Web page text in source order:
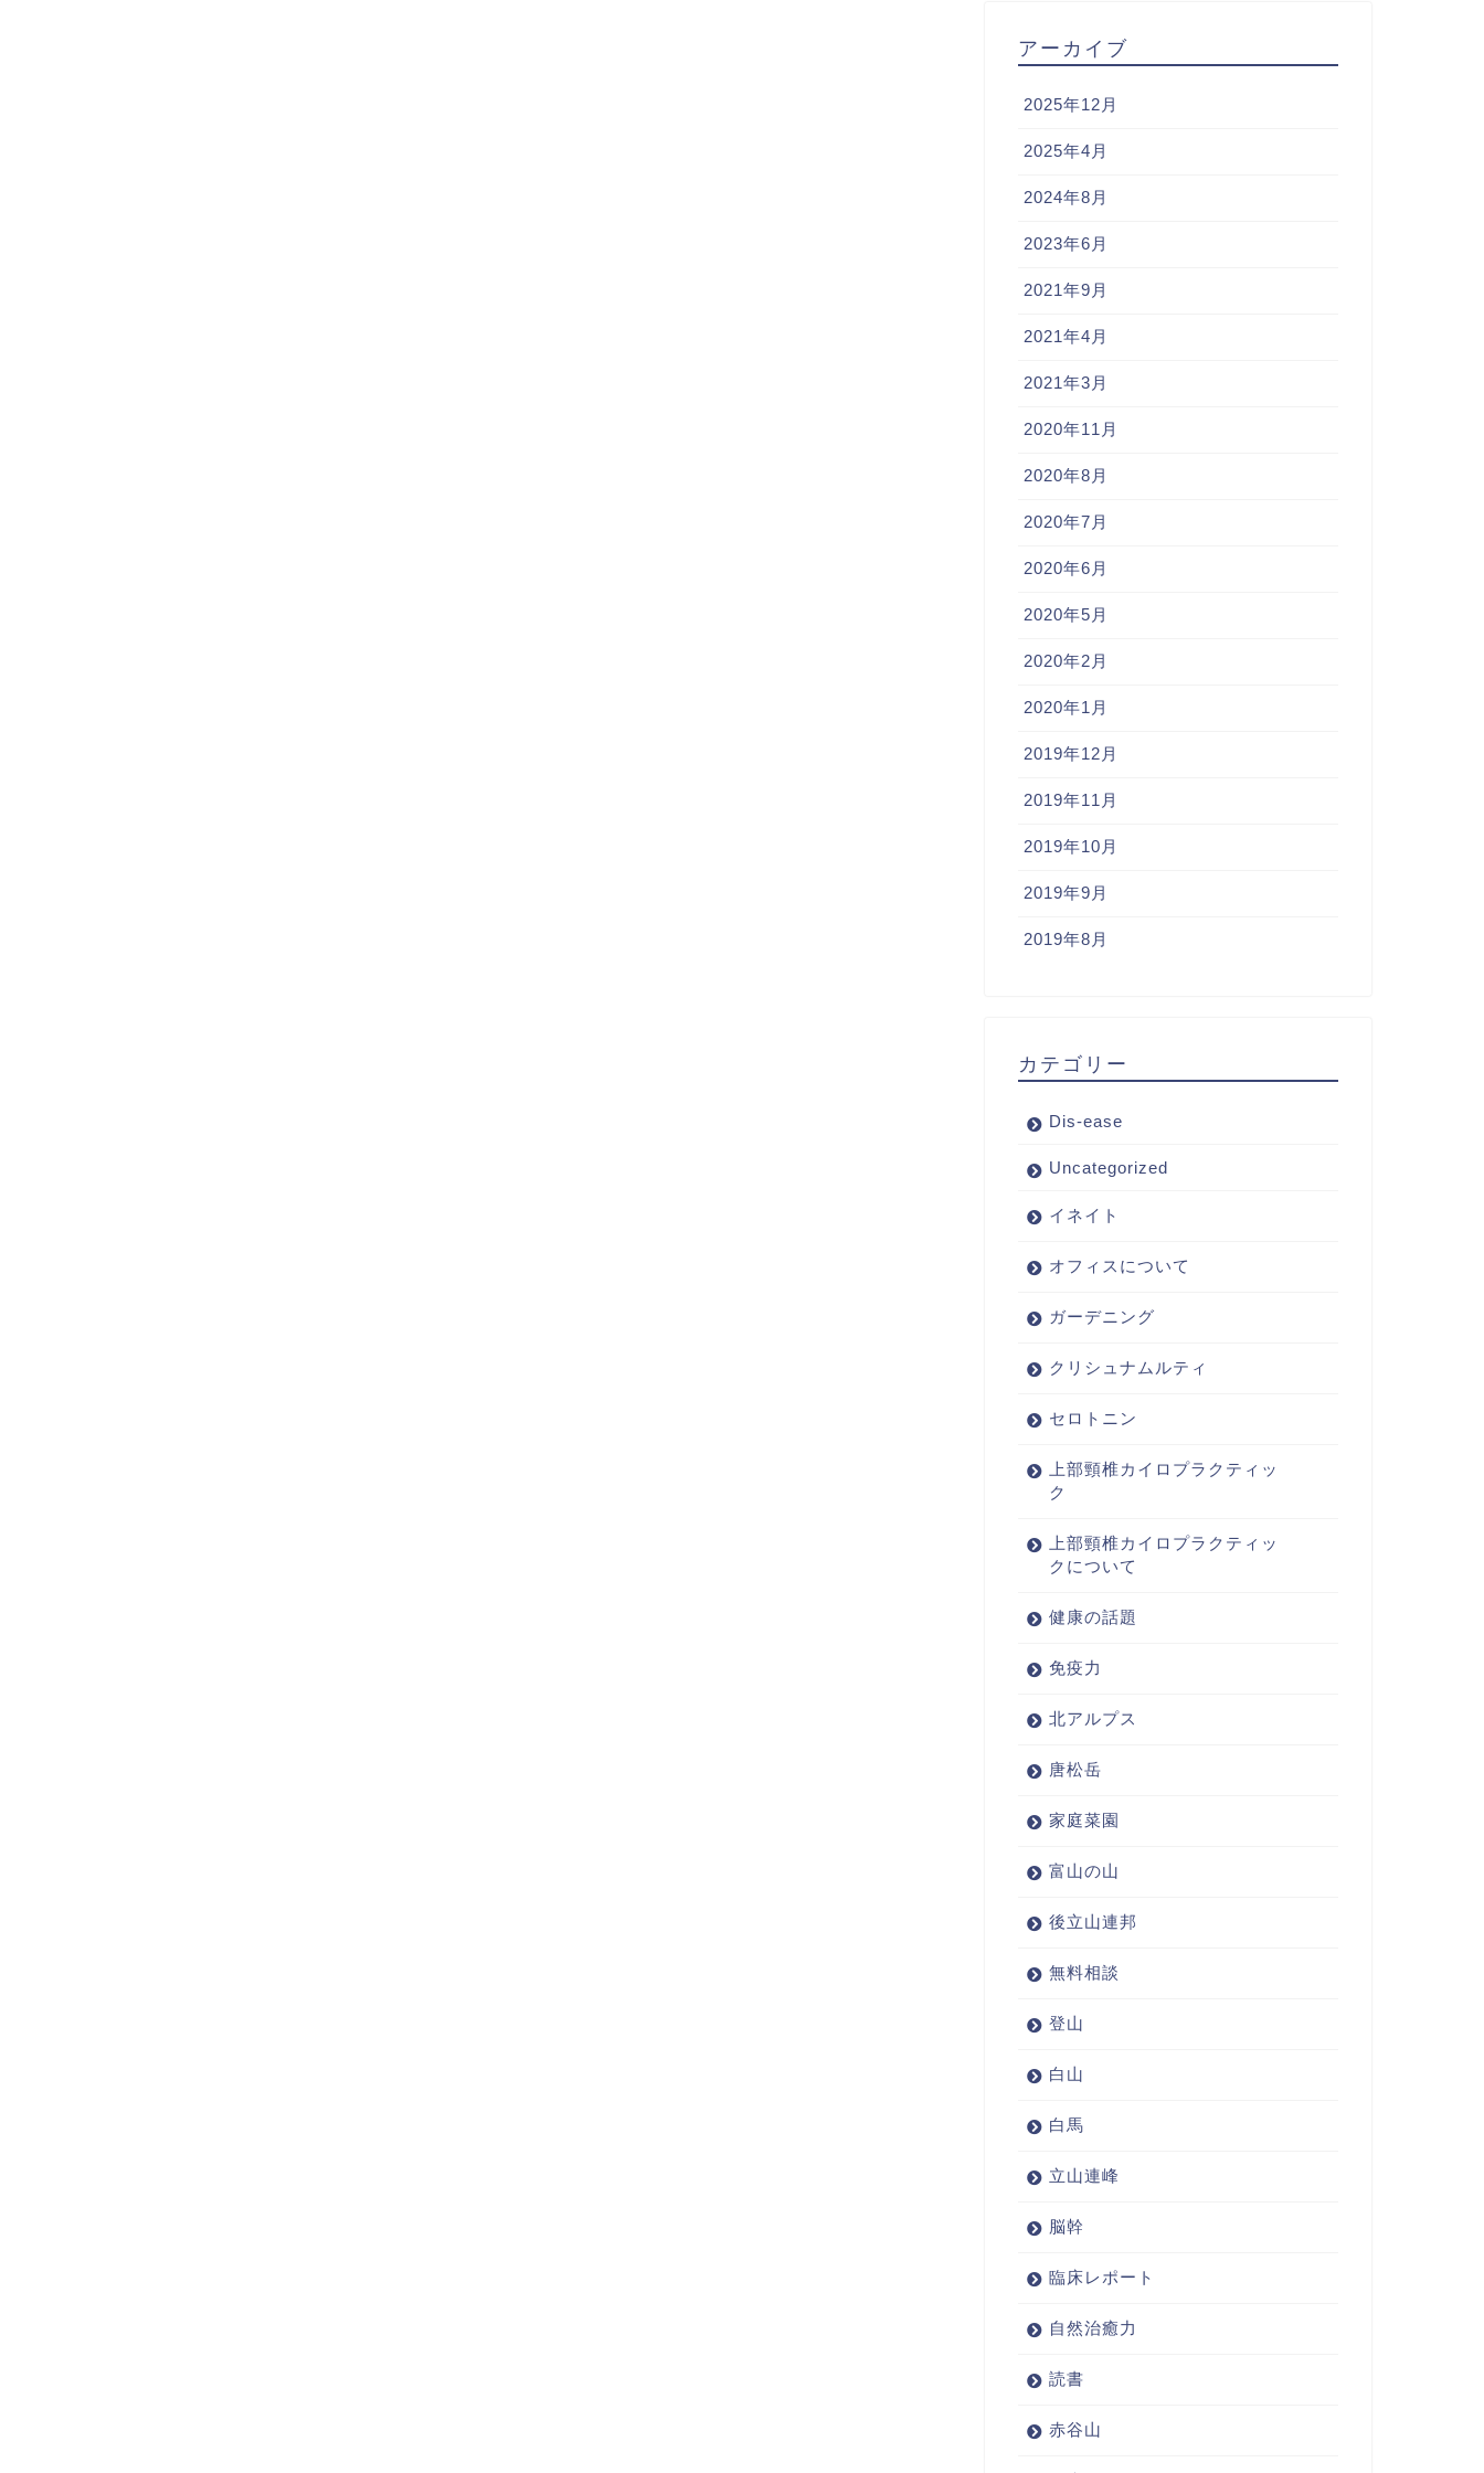
アーカイブ
2025年12月
2025年4月
2024年8月
2023年6月
2021年9月
2021年4月
2021年3月
2020年11月
2020年8月
2020年7月
2020年6月
2020年5月
2020年2月
2020年1月
2019年12月
2019年11月
2019年10月
2019年9月
2019年8月
カテゴリー
Dis-ease
Uncategorized
イネイト
オフィスについて
ガーデニング
クリシュナムルティ
セロトニン
上部頸椎カイロプラクティッ
ク
上部頸椎カイロプラクティッ
クについて
健康の話題
免疫力
北アルプス
唐松岳
家庭菜園
富山の山
後立山連邦
無料相談
登山
白山
白馬
立山連峰
脳幹
臨床レポート
自然治癒力
読書
赤谷山